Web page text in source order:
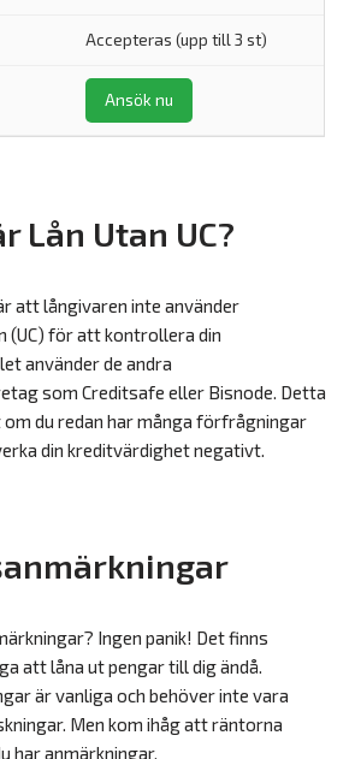
Accepteras (upp till 3 st)
Ansök nu
Lån Utan UC?
att långivaren inte använder
(UC) för att kontrollera din
använder de andra
som Creditsafe eller Bisnode. Detta
du redan har många förfrågningar
din kreditvärdighet negativt.
Ingen panik! Det finns
att låna ut pengar till dig ändå.
är vanliga och behöver inte vara
Men kom ihåg att räntorna
har anmärkningar.